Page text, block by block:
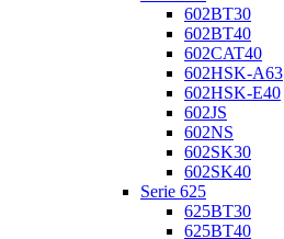
602BT30
602BT40
602CAT40
602HSK-A63
602HSK-E40
602JS
602NS
602SK30
602SK40
Serie 625
625BT30
625BT40